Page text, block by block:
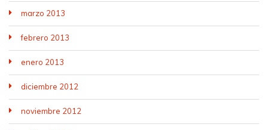
marzo 2013
febrero 2013
enero 2013
diciembre 2012
noviembre 2012